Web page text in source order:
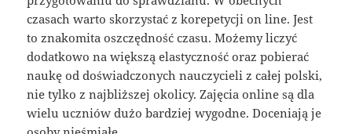
czasach warto skorzystać z korepetycji on line. Jest
to znakomita oszczędność czasu. Możemy liczyć
dodatkowo na większą elastyczność oraz pobierać
naukę od doświadczonych nauczycieli z całej polski,
nie tylko z najbliższej okolicy. Zajęcia online są dla
wielu uczniów dużo bardziej wygodne. Doceniają je